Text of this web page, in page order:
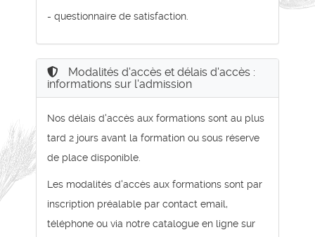
- questionnaire de satisfaction.
Modalités d'accès et délais d'accès :
informations sur l'admission
Nos délais d'accès aux formations sont au plus
tard 2 jours avant la formation ou sous réserve
de place disponible.
Les modalités d'accès aux formations sont par
inscription préalable par contact email,
téléphone ou via notre catalogue en ligne sur